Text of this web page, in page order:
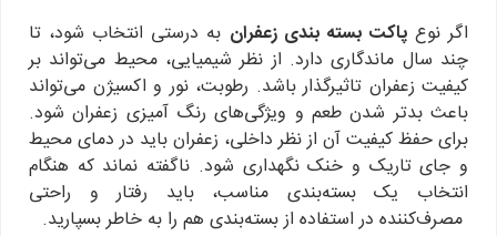
اگر نوعپاکت بسته بندی زعفران به درستی انتخاب شود، تا
چند سال ماندگاری دارد. از نظر شیمیایی، محیط می‌تواند بر
کیفیت زعفران تاثیرگذار باشد. رطوبت، نور و اکسیژن می‌تواند
باعث بدتر شدن طعم و ویژگی‌های رنگ آمیزی زعفران شود.
برای حفظ کیفیت آن از نظر داخلی، زعفران باید در دمای محیط
و جای تاریک و خنک نگهداری شود. ناگفته نماند که هنگام
انتخاب یک بسته‌بندی مناسب، باید رفتار و راحتی
مصرف‌کننده در استفاده از بسته‌بندی هم را به خاطر بسپارید.